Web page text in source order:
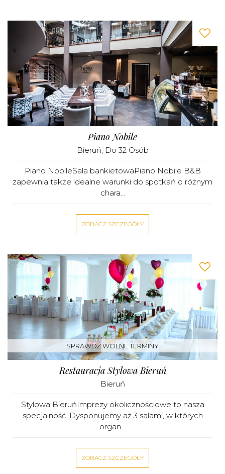
Piano Nobile
Bieruń, Do 32 Osób
Piano NobileSala bankietowaPiano Nobile B&B
zapewnia także idealne warunki do spotkań o różnym
chara...
ZOBACZ SZCZEGÓŁY
SPRAWDŹ WOLNE TERMINY
Restauracja Stylowa Bieruń
Bieruń
Stylowa BieruńImprezy okolicznościowe to nasza
specjalność. Dysponujemy aż 3 salami, w których
organ...
ZOBACZ SZCZEGÓŁY